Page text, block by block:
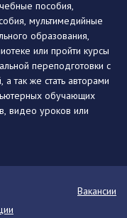
пособия,
мультимедийные
образования,
или пройти курсы
переподготовки с
так же стать авторами
обучающих
видео уроков или
Вакансии